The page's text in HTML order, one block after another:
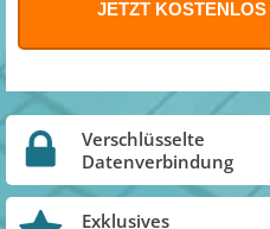
Verschlüsselte
Datenverbindung
Exklusives